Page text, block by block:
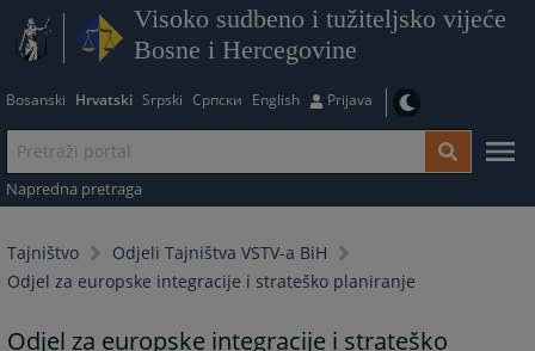
Visoko sudbeno i tužiteljsko vijeće
Bosne i Hercegovine
Bosanski Hrvatski Srpski Српски English Prijava
Napredna pretraga
Tajništvo
Odjeli Tajništva VSTV-a BiH
Odjel za europske integracije i strateško planiranje
Odjel za europske integracije i strateško